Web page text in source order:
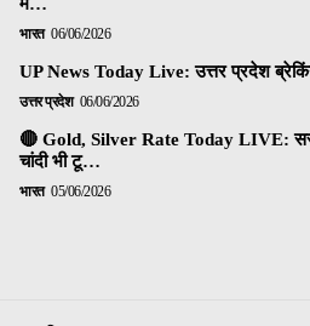
भारत 06/06/2026
UP News Today Live: उत्तर प्रदेश
उत्तर प्रदेश 06/06/2026
🔴 Gold, Silver Rate Today LIVE:
चांदी भी टू…
भारत 05/06/2026